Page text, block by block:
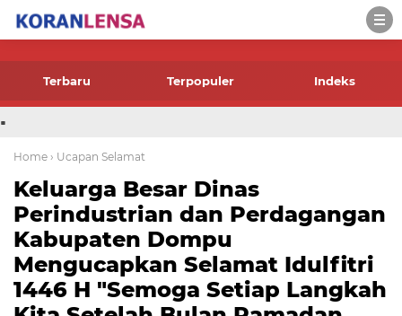
-->
Terbaru Terpopuler Indeks
.
Home › Ucapan Selamat
Keluarga Besar Dinas
Perindustrian dan Perdagangan
Kabupaten Dompu
Mengucapkan Selamat Idulfitri
1446 H "Semoga Setiap Langkah